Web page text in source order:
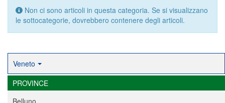
Info
Non ci sono articoli in questa categoria. Se si visualizzano
le sottocategorie, dovrebbero contenere degli articoli.
Veneto
PROVINCE
Belluno